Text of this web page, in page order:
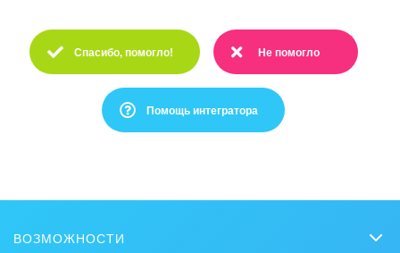
Спасибо, помогло!
Спасибо :)
Не помогло
Очень жаль :(
Помощь интегратора
ВОЗМОЖНОСТИ